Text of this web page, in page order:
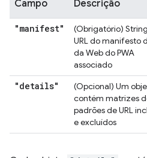
Campo Descrição
"manifest"
(Obrigatório)
URL do manifesto
da Web do PWA
associado
"details"
(Opcional) Um
contém matrizes
padrões de URL
e excluídos